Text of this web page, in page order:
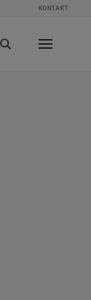
KONTAKT